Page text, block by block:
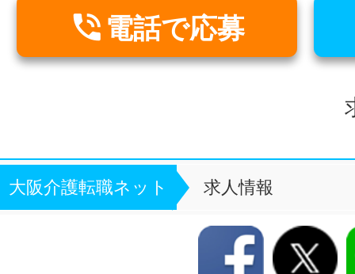
 電話で応募
大阪介護転職ネット 求人情報